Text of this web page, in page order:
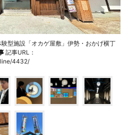
験型施設「オカゲ屋敷」伊勢・おかげ横丁
記事URL：
4432/